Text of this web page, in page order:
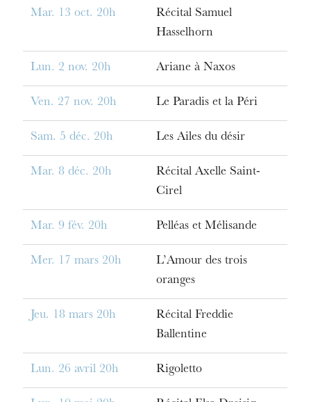
L’OnR avec vous
Visites de l’Opéra de
Strasbourg
Mar. 13 oct. 20h
Récital Samuel
Hasselhorn
Lun. 2 nov. 20h Ariane à Naxos
Ven. 27 nov. 20h Le Paradis et la Péri
Sam. 5 déc. 20h Les Ailes du désir
Mar. 8 déc. 20h
Récital Axelle Saint-
Cirel
Mar. 9 fév. 20h Pelléas et Mélisande
Mer. 17 mars 20h
L’Amour des trois
oranges
Jeu. 18 mars 20h
Récital Freddie
Ballentine
Lun. 26 avril 20h Rigoletto